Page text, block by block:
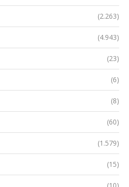
(2.263)
(4.943)
(23)
(6)
(8)
(60)
(1.579)
(15)